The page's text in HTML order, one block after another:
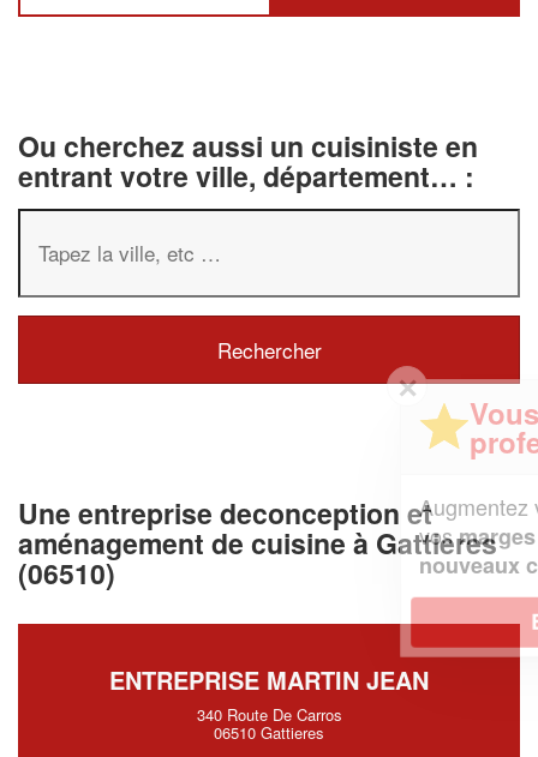
Ou cherchez aussi un cuisiniste en
entrant votre ville, département… :
Une entreprise deconception et
aménagement de cuisine à Gattieres
(06510)
ENTREPRISE MARTIN JEAN
340 Route De Carros
06510 Gattieres
✕
Augmentez votrechiffre d'affaireset
vosmargestout en gagnant de
nouveaux clients!
En savoir plus